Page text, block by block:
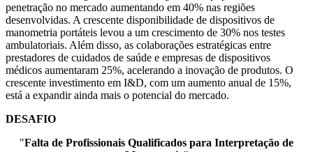
penetração no mercado aumentando em 40% nas regiões
desenvolvidas. A crescente disponibilidade de dispositivos de
manometria portáteis levou a um crescimento de 30% nos testes
ambulatoriais. Além disso, as colaborações estratégicas entre
prestadores de cuidados de saúde e empresas de dispositivos
médicos aumentaram 25%, acelerando a inovação de produtos. O
crescente investimento em I&D, com um aumento anual de 15%,
está a expandir ainda mais o potencial do mercado.
DESAFIO
"Falta de Profissionais Qualificados para Interpretação de